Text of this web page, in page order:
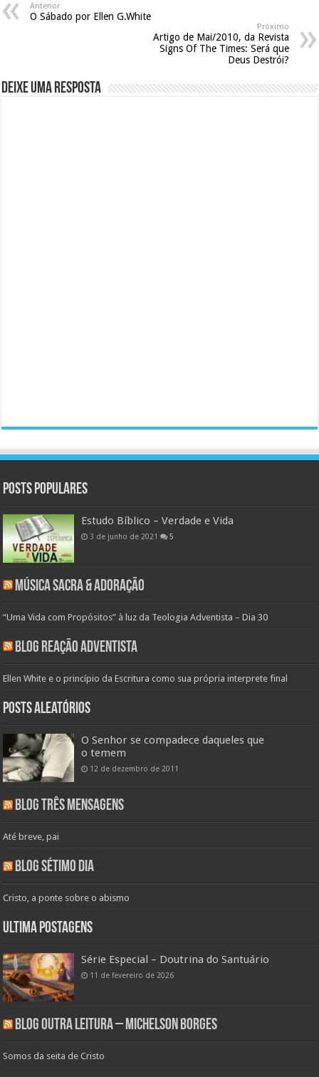
Anterior
O Sábado por Ellen G.White
Próximo
Artigo de Mai/2010, da Revista
Signs Of The Times: Será que
Deus Destrói?
Deixe uma resposta
Posts populares
Estudo Bíblico – Verdade e Vida
3 de junho de 2021 5
Música Sacra & Adoração
“Uma Vida com Propósitos” à luz da Teologia Adventista – Dia 30
Blog Reação Adventista
Ellen White e o princípio da Escritura como sua própria interprete final
Posts aleatórios
O Senhor se compadece daqueles que
o temem
12 de dezembro de 2011
Blog Três Mensagens
Até breve, pai
Blog Sétimo Dia
Cristo, a ponte sobre o abismo
Ultima Postagens
Série Especial – Doutrina do Santuário
11 de fevereiro de 2026
Blog Outra Leitura – Michelson Borges
Somos da seita de Cristo